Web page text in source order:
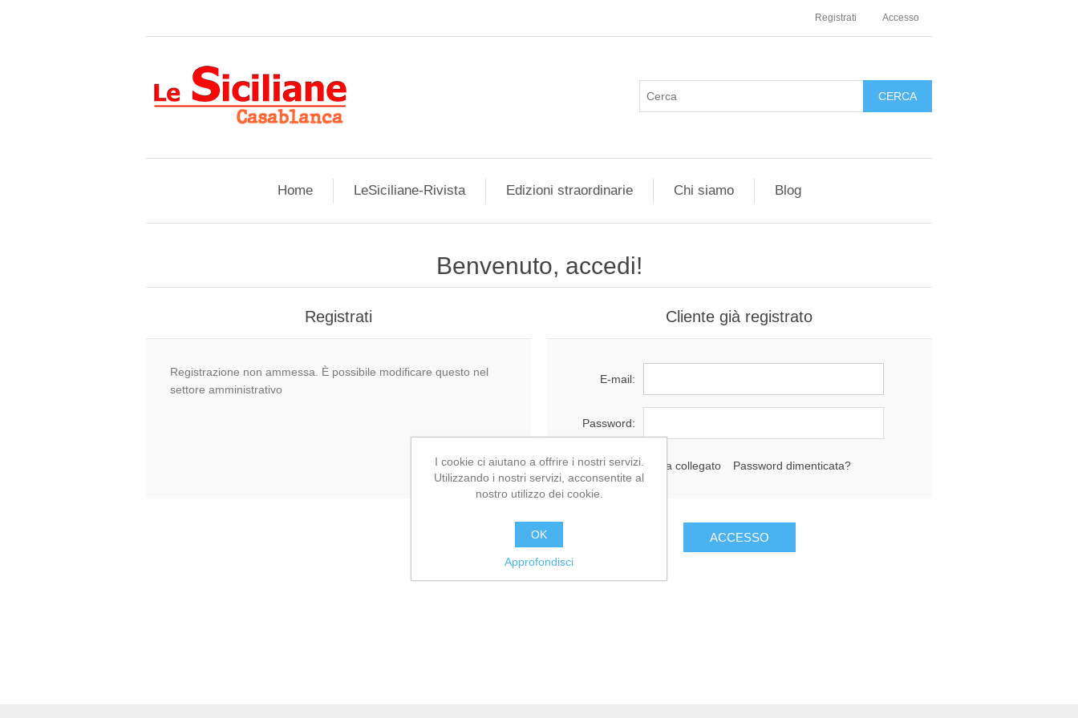
Registrati Accesso
Home LeSiciliane-Rivista Edizioni straordinarie Chi siamo Blog
Benvenuto, accedi!
Registrati
Registrazione non ammessa. È possibile modificare questo nel
settore amministrativo
Cliente già registrato
E-mail:
Password:
Resta collegato Password dimenticata?
I cookie ci aiutano a offrire i nostri servizi.
Utilizzando i nostri servizi, acconsentite al
nostro utilizzo dei cookie.
OK
Approfondisci